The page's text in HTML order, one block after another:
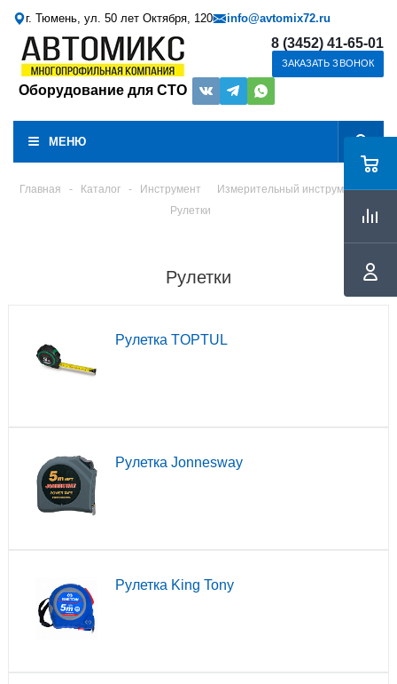
г. Тюмень, ул. 50 лет Октября, 120 info@avtomix72.ru
Оборудование для СТО
8 (3452) 41-65-01
ЗАКАЗАТЬ ЗВОНОК
МЕНЮ
Главная - Каталог - Инструмент
Измерительный инструмент
Рулетки
Рулетки
Рулетка TOPTUL
Рулетка Jonnesway
Рулетка King Tony